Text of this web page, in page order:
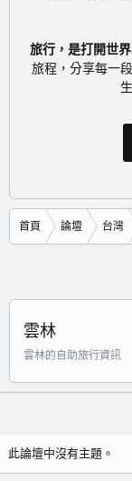
旅行，是打開世
旅程，分享每一
首頁 論壇 台灣
雲林
雲林的自助旅行資訊
此論壇中沒有主題。